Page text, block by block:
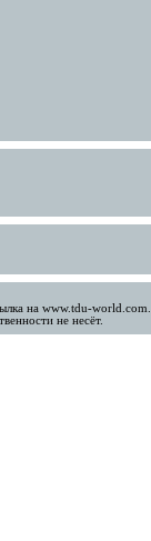
на www.tdu-world.com.
не несёт.